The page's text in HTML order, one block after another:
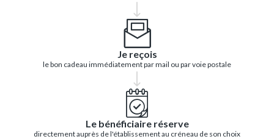
Je reçois
le bon cadeau immédiatement par mail ou par voie postale
Le bénéficiaire réserve
directement auprès de l'établissement au créneau de son choix